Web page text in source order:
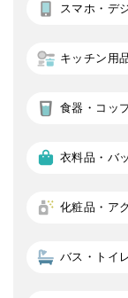
スマホ・デ
キッチン用
食器・コッ
衣料品・バ
化粧品・ア
バス・トイ